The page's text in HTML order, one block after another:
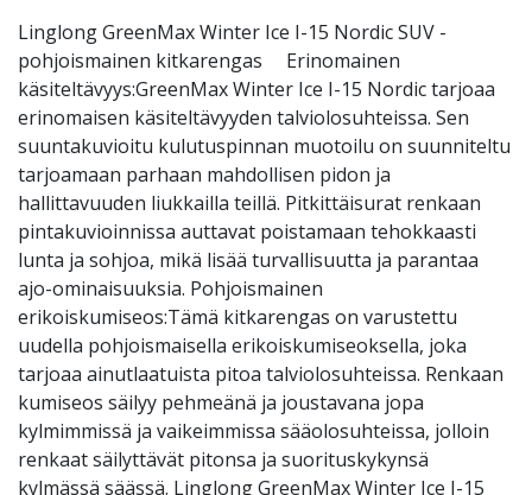
Linglong GreenMax Winter Ice I-15 Nordic SUV -
pohjoismainen kitkarengas Erinomainen
käsiteltävyys:GreenMax Winter Ice I-15 Nordic tarjoaa
erinomaisen käsiteltävyyden talviolosuhteissa. Sen
suuntakuvioitu kulutuspinnan muotoilu on suunniteltu
tarjoamaan parhaan mahdollisen pidon ja
hallittavuuden liukkailla teillä. Pitkittäisurat renkaan
pintakuvioinnissa auttavat poistamaan tehokkaasti
lunta ja sohjoa, mikä lisää turvallisuutta ja parantaa
ajo-ominaisuuksia. Pohjoismainen
erikoiskumiseos:Tämä kitkarengas on varustettu
uudella pohjoismaisella erikoiskumiseoksella, joka
tarjoaa ainutlaatuista pitoa talviolosuhteissa. Renkaan
kumiseos säilyy pehmeänä ja joustavana jopa
kylmimmissä ja vaikeimmissa sääolosuhteissa, jolloin
renkaat säilyttävät pitonsa ja suorituskykynsä
kylmässä säässä. Linglong GreenMax Winter Ice I-15